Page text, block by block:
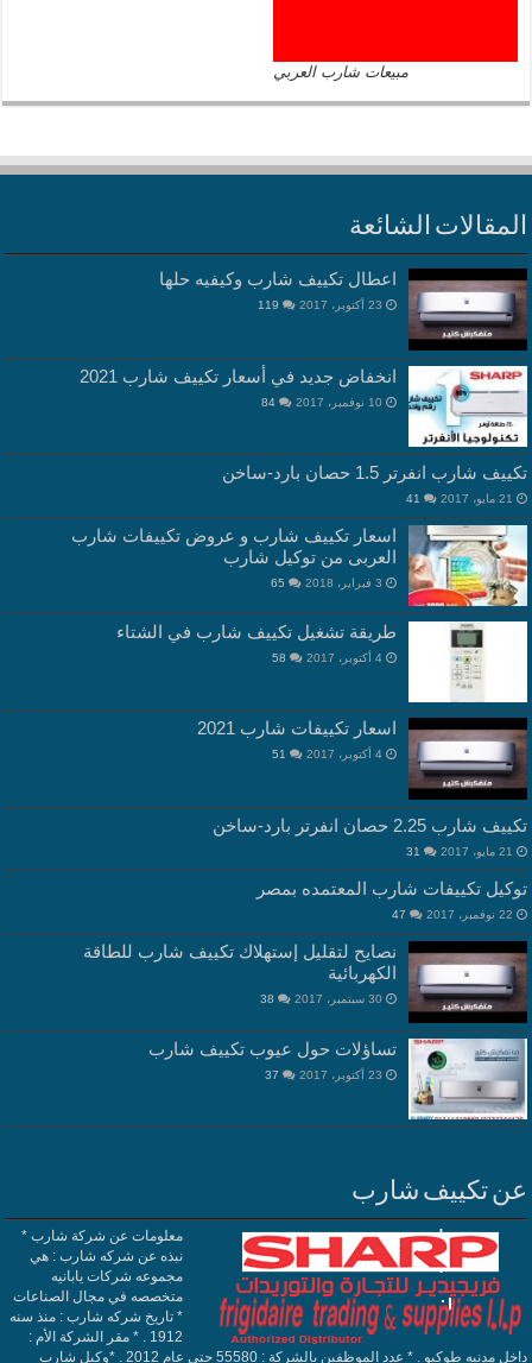
مبيعات شارب العربي
المقالات الشائعة
اعطال تكييف شارب وكيفيه حلها
23 أكتوبر، 2017 119
انخفاض جديد في أسعار تكييف شارب 2021
10 نوفمبر، 2017 84
تكييف شارب انفرتر 1.5 حصان بارد-ساخن
21 مايو، 2017 41
اسعار تكييف شارب و عروض تكييفات شارب
العربى من توكيل شارب
3 فبراير، 2018 65
طريقة تشغيل تكييف شارب في الشتاء
4 أكتوبر، 2017 58
اسعار تكييفات شارب 2021
4 أكتوبر، 2017 51
تكييف شارب 2.25 حصان انفرتر بارد-ساخن
21 مايو، 2017 31
توكيل تكييفات شارب المعتمده بمصر
22 نوفمبر، 2017 47
نصايح لتقليل إستهلاك تكييف شارب للطاقة
الكهربائية
30 سبتمبر، 2017 38
تساؤلات حول عيوب تكييف شارب
23 أكتوبر، 2017 37
عن تكييف شارب
معلومات عن شركة شارب *
نبذه عن شركه شارب : هي
مجموعه شركات يابانيه
متخصصه في مجال الصناعات
* تاريخ شركه شارب : منذ سنه
1912 . * مقر الشركة الأم :
داخل مدنيه طوكيو . * عدد الموظفين بالشركة : 55580 حتي عام 2012 . *وكيل شارب